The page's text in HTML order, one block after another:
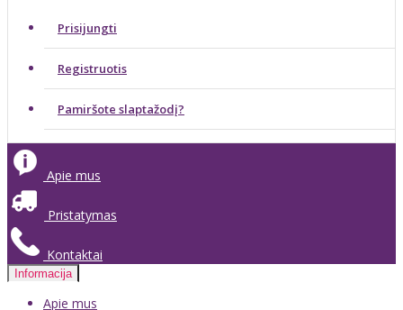
Prisijungti
Registruotis
Pamiršote slaptažodį?
Apie mus
Pristatymas
Kontaktai
Informacija
Apie mus